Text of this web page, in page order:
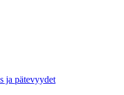
ja pätevyydet